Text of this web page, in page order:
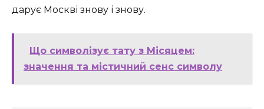
дарує Москві знову і знову.
Що символізує тату з Місяцем:
значення та містичний сенс символу